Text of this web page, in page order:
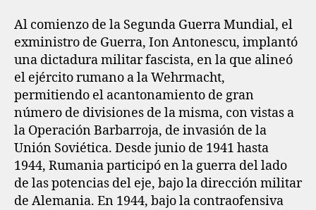
Al comienzo de la Segunda Guerra Mundial, el
exministro de Guerra, Ion Antonescu, implantó
una dictadura militar fascista, en la que alineó
el ejército rumano a la Wehrmacht,
permitiendo el acantonamiento de gran
número de divisiones de la misma, con vistas a
la Operación Barbarroja, de invasión de la
Unión Soviética. Desde junio de 1941 hasta
1944, Rumania participó en la guerra del lado
de las potencias del eje, bajo la dirección militar
de Alemania. En 1944, bajo la contraofensiva